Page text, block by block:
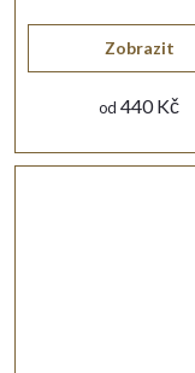
od 440 Kč
Zobrazit